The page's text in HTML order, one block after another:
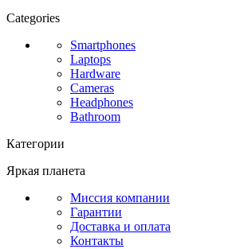
Categories
Smartphones
Laptops
Hardware
Cameras
Headphones
Bathroom
Категории
Яркая планета
Миссия компании
Гарантии
Доставка и оплата
Контакты